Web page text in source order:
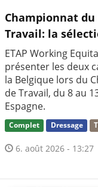
Championnat
Travail: la
ETAP Working
présenter les deux
la Belgique lors du
de Travail, du 8 au
Espagne.
Complet Dressage
6. août 2026 - 13:27